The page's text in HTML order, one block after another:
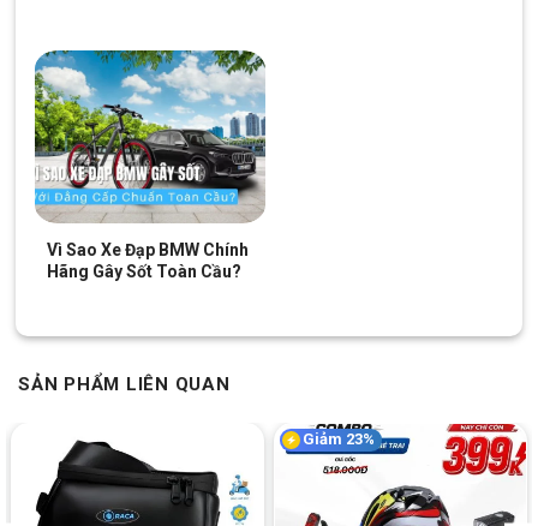
Vì Sao Xe Đạp BMW Chính
Hãng Gây Sốt Toàn Cầu?
SẢN PHẨM LIÊN QUAN
Giảm 23%